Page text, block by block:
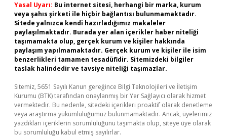
Yasal Uyarı: Bu internet sitesi, herhangi bir marka, kurum
veya şahıs şirketi ile hiçbir bağlantısı bulunmamaktadır.
Sitede yalnızca kendi hazırladığımız makaleler
paylaşılmaktadır. Burada yer alan içerikler haber niteliği
taşımamakta olup, gerçek kurum ve kişiler hakkında
paylaşım yapılmamaktadır. Gerçek kurum ve kişiler ile isim
benzerlikleri tamamen tesadüfidir. Sitemizdeki bilgiler
taslak halindedir ve tavsiye niteliği taşımazlar.
Sitemiz, 5651 Sayılı Kanun gereğince Bilgi Teknolojileri ve İletişim
Kurumu (BTK) tarafından onaylanmış bir Yer Sağlayıcı olarak hizmet
vermektedir. Bu nedenle, sitedeki içerikleri proaktif olarak denetleme
veya araştırma yükümlülüğümüz bulunmamaktadır. Ancak, üyelerimiz
yazdıkları içeriklerin sorumluluğunu taşımakta olup, siteye üye olarak
bu sorumluluğu kabul etmiş sayılırlar.